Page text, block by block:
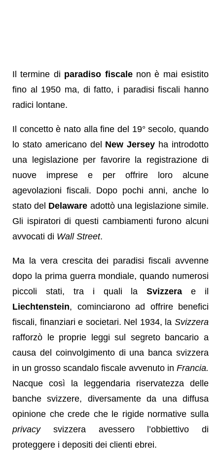
Il termine di paradiso fiscalenon è mai esistito
fino al 1950 ma, di fatto, i paradisi fiscali hanno
radici lontane.
Il concetto è nato alla fine del 19° secolo, quando
lo stato americano del New Jersey ha introdotto
una legislazione per favorire la registrazione di
nuove imprese e per offrire loro alcune
agevolazioni fiscali. Dopo pochi anni, anche lo
stato del Delaware adottò una legislazione simile.
Gli ispiratori di questi cambiamenti furono alcuni
avvocati di Wall Street.
Ma la vera crescita dei paradisi fiscali avvenne
dopo la prima guerra mondiale, quando numerosi
piccoli stati, tra i quali laSvizzera e il
Liechtenstein, cominciarono ad offrire benefici
fiscali, finanziari e societari. Nel 1934, la Svizzera
rafforzò le proprie leggi sul segreto bancario a
causa del coinvolgimento di una banca svizzera
in un grosso scandalo fiscale avvenuto in Francia.
Nacque così la leggendaria riservatezza delle
banche svizzere, diversamente da una diffusa
opinione che crede che le rigide normative sulla
privacysvizzera avessero l’obbiettivo di
proteggere i depositi dei clienti ebrei.